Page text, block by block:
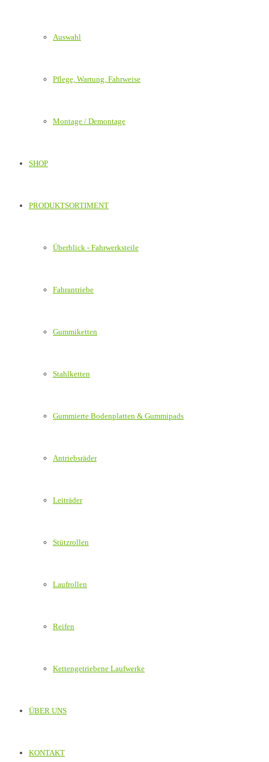
Auswahl
Pflege, Wartung, Fahrweise
Montage / Demontage
SHOP
PRODUKTSORTIMENT
Überblick - Fahrwerksteile
Fahrantriebe
Gummiketten
Stahlketten
Gummierte Bodenplatten & Gummipads
Antriebsräder
Leiträder
Stützrollen
Laufrollen
Reifen
Kettengetriebene Laufwerke
ÜBER UNS
KONTAKT